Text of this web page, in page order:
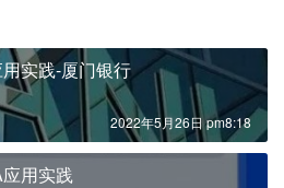
实践-厦门银行
2022年5月26日 pm8:18
用实践